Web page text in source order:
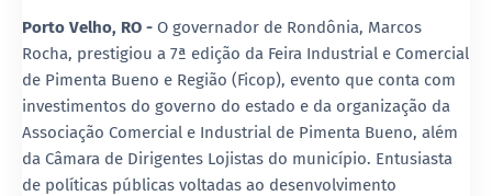
Porto Velho, RO - O governador de Rondônia, Marcos
Rocha, prestigiou a 7ª edição da Feira Industrial e Comercial
de Pimenta Bueno e Região (Ficop), evento que conta com
investimentos do governo do estado e da organização da
Associação Comercial e Industrial de Pimenta Bueno, além
da Câmara de Dirigentes Lojistas do município. Entusiasta
de políticas públicas voltadas ao desenvolvimento